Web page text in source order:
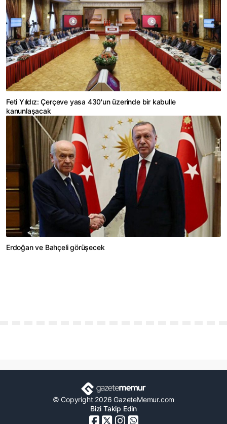
Feti Yıldız: Çerçeve yasa 430'un üzerinde bir kabulle
kanunlaşacak
Erdoğan ve Bahçeli görüşecek
© Copyright 2026 GazeteMemur.com
Bizi Takip Edin